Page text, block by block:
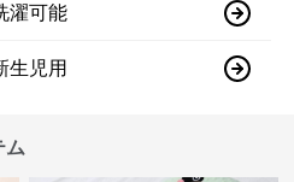
濯可能
生児用
ム